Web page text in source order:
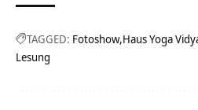
TAGGED: Fotoshow Haus Yoga
Lesung